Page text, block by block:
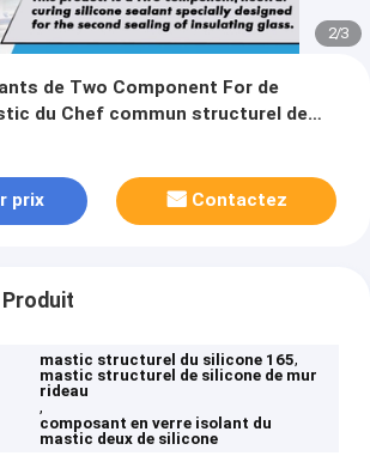
2/3
de Two Component For de
du Chef commun structurel de
prix Contactez
mastic structurel du silicone 165,
mastic structurel de silicone de mur
rideau
,
composant en verre isolant du
mastic deux de silicone